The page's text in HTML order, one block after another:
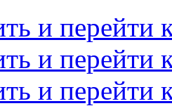
и перейти
и перейти
и перейти